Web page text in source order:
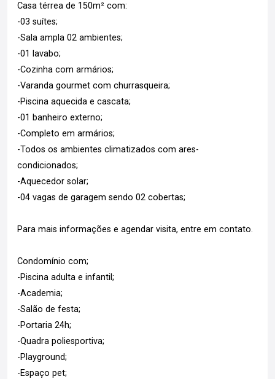
Casa térrea de 150m² com:
-03 suítes;
-Sala ampla 02 ambientes;
-01 lavabo;
-Cozinha com armários;
-Varanda gourmet com churrasqueira;
-Piscina aquecida e cascata;
-01 banheiro externo;
-Completo em armários;
-Todos os ambientes climatizados com ares-
condicionados;
-Aquecedor solar;
-04 vagas de garagem sendo 02 cobertas;
Para mais informações e agendar visita, entre em contato.
Condomínio com;
-Piscina adulta e infantil;
-Academia;
-Salão de festa;
-Portaria 24h;
-Quadra poliesportiva;
-Playground;
-Espaço pet;